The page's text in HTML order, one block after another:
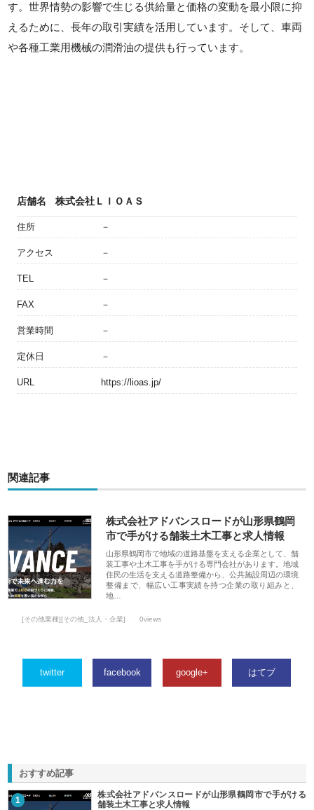
す。世界情勢の影響で生じる供給量と価格の変動を最小限に抑
えるために、長年の取引実績を活用しています。そして、車両
や各種工業用機械の潤滑油の提供も行っています。
店舗名 株式会社ＬＩＯＡＳ
住所 －
アクセス －
TEL －
FAX －
営業時間 －
定休日 －
URL https://lioas.jp/
関連記事
株式会社アドバンスロードが山形県鶴岡
市で手がける舗装土木工事と求人情報
山形県鶴岡市で地域の道路基盤を支える企業として、舗
装工事や土木工事を手がける専門会社があります。地域
住民の生活を支える道路整備から、公共施設周辺の環境
整備まで、幅広い工事実績を持つ企業の取り組みと、
地…
[その他業種][その他_法人・企業] 0views
twitter facebook google+ はてブ
おすすめ記事
1
株式会社アドバンスロードが山形県鶴岡市で手がける
舗装土木工事と求人情報